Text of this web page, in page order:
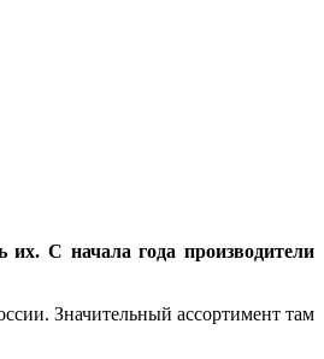
С начала года производители
Значительный ассортимент там